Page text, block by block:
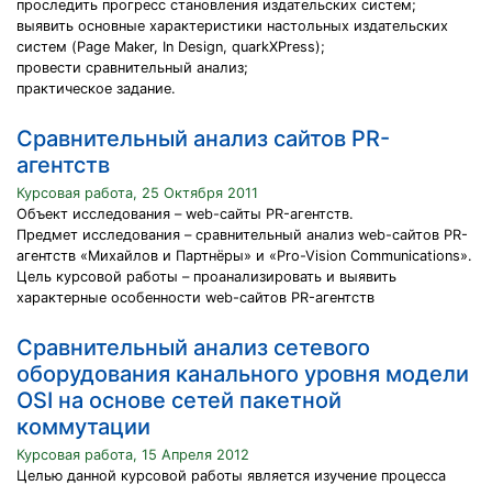
проследить прогресс становления издательских систем;
выявить основные характеристики настольных издательских
систем (Page Maker, In Design, quarkXPress);
провести сравнительный анализ;
практическое задание.
Сравнительный анализ сайтов PR-
агентств
Курсовая работа, 25 Октября 2011
Объект исследования – web-сайты PR-агентств.
Предмет исследования – сравнительный анализ web-сайтов PR-
агентств «Михайлов и Партнёры» и «Pro-Vision Communications».
Цель курсовой работы – проанализировать и выявить
характерные особенности web-сайтов PR-агентств
Сравнительный анализ сетевого
оборудования канального уровня модели
OSI на основе сетей пакетной
коммутации
Курсовая работа, 15 Апреля 2012
Целью данной курсовой работы является изучение процесса